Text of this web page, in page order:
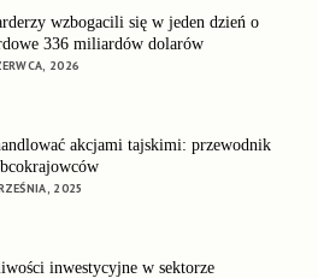
wzbogacili się w jeden dzień o
336 miliardów dolarów
2026
akcjami tajskimi: przewodnik
2025
inwestycyjne w sektorze